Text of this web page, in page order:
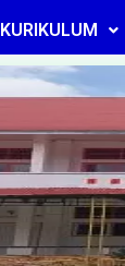
KURIKULUM